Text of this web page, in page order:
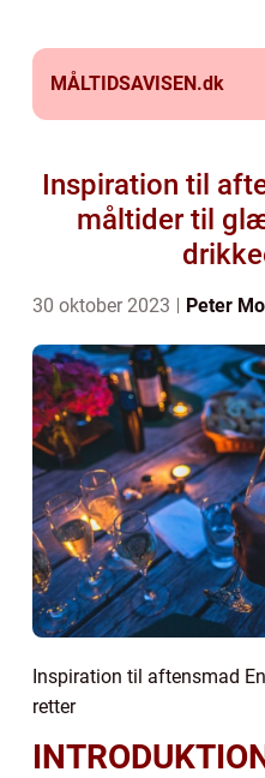
MÅLTIDSAVISEN.dk
Inspiration til
måltider til
30 oktober 2023 Peter
Inspiration til aftensmad
retter